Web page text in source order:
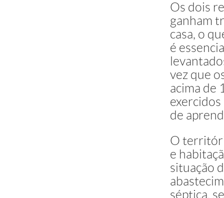
Os dois
ganham
casa, o
é
vez que
acima de
exercidos
de
O
e
situação
séptica,